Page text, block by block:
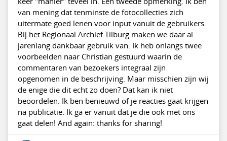
van mening dat tenminste de fotocollecties zich
uitermate goed lenen voor input vanuit de gebruikers.
Bij het Regionaal Archief Tilburg maken we daar al
jarenlang dankbaar gebruik van. Ik heb onlangs twee
voorbeelden naar Christian gestuurd waarin de
commentaren van bezoekers integraal zijn
opgenomen in de beschrijving. Maar misschien zijn wij
de enige die dit echt zo doen? Dat kan ik niet
beoordelen. Ik ben benieuwd of je reacties gaat krijgen
na publicatie. Ik ga er vanuit dat je die ook met ons
gaat delen! And again: thanks for sharing!